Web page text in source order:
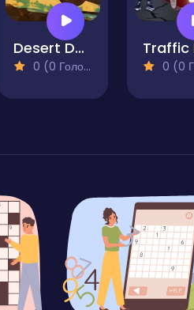
Desert Dakar Xtream
0 (0 Голосів) 0 (0